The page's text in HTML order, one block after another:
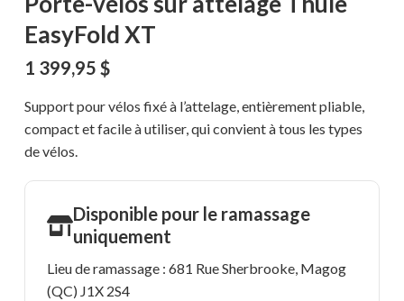
EasyFold XT
1 399,95 $
Support pour vélos fixé à l’attelage, entièrement pliable,
compact et facile à utiliser, qui convient à tous les types
de vélos.
Disponible pour le ramassage
uniquement
Lieu de ramassage : 681 Rue Sherbrooke, Magog
(QC) J1X 2S4